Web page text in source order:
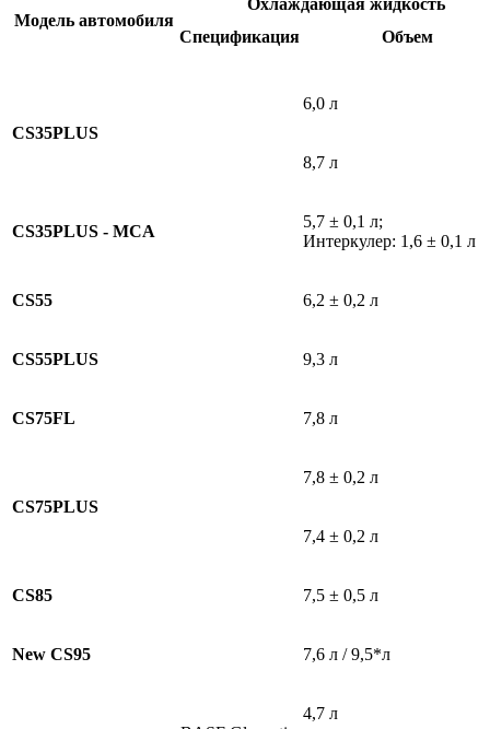
Модель автомобиля
Охлаждающая жидкость
Спецификация
Объем
CS35PLUS
6,0 л
8,7 л
CS35PLUS - MCA
5,7 ± 0,1 л;
Интеркулер: 1,6 ± 0,1 л
CS55 6,2 ± 0,2 л
CS55PLUS 9,3 л
CS75FL 7,8 л
CS75PLUS
7,8 ± 0,2 л
7,4 ± 0,2 л
CS85 7,5 ± 0,5 л
New CS95 7,6 л / 9,5*л
4,7 л